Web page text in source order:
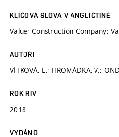
KLÍČOVÁ SLOVA V ANGLIČTINĚ
Value; Construction Company;
AUTOŘI
VÍTKOVÁ, E.; HROMÁDKA, V.;
ROK RIV
2018
VYDÁNO